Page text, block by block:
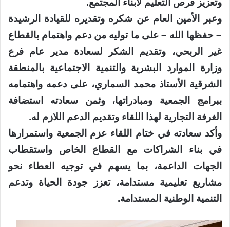
وتعزيز فرص التعليم لأبناء المجتمع.
وعبر الأمين العام عن شكره وتقديره للقيادة الرشيدة
– حفظها الله – على ما توليه من دعم واهتمام بالقطاع
غير الربحي، وتقديم الشكر لسعادة مدير عام فرع
وزارة الموارد البشرية والتنمية الاجتماعية بالمنطقة
الشرقية الأستاذ محمد السماري، على دعمه واهتمامه
ببرامج الجمعية ومبادراتها، وثمن سعادته استضافة
الغرفة التجارية لهذا اللقاء وتقديم الدعم اللازم له.
وأكد سعادته في ختام اللقاء عزم الجمعية واستمرارها
في بناء الشراكات مع القطاع الخاص واستقطاب
الجهات الداعمة، بما يسهم في توجيه العطاء نحو
مشاريع تعليمية مستدامة، تعزز جودة الحياة وتدعم
التنمية الوطنية المستدامة.